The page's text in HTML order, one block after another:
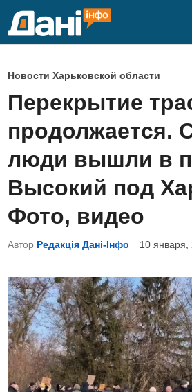
О
п
у
б
л
и
к
о
а
о
в
Новости Харьковской области
Перекрытие
продолжается.
люди вышли в
Высокий под
Фото, видео
Автор Редакція Дані-Інфо 10 января,